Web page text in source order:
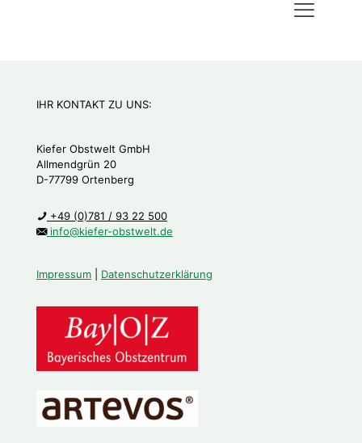
IHR KONTAKT ZU UNS:
Kiefer Obstwelt GmbH
Allmendgrün 20
D-77799 Ortenberg
+49 (0)781 / 93 22 500
info@kiefer-obstwelt.de
Impressum Datenschutzerklärung